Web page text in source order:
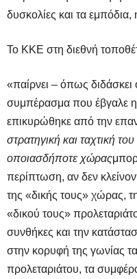
δυσκολίες και τα εμπόδια,
Το ΚΚΕ στη διεθνή
«παίρνει – όπως
συμπέρασμα που έβγαλε
επικυρώθηκε από την
στρατηγική και ταχτική
οποιασδήποτε χώρας
περίπτωση, αν δεν
της «δικής τους» χώρας,
«δικού τους»
συνθήκες και την
στην κορυφή της γωνίας
προλεταριάτου, τα